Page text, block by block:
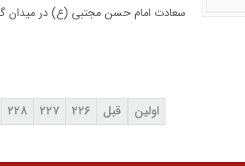
سعادت امام حسن مجتبی (ع) در میدان
اولین قبل ۲۲۶ ۲۲۷ ۲۲۸